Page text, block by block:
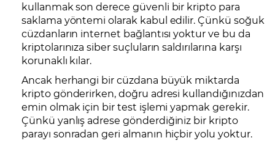
kullanmak son derece güvenli bir kripto para
saklama yöntemi olarak kabul edilir. Çünkü soğuk
cüzdanların internet bağlantısı yoktur ve bu da
kriptolarınıza siber suçluların saldırılarına karşı
korunaklı kılar.
Ancak herhangi bir cüzdana büyük miktarda
kripto gönderirken, doğru adresi kullandığınızdan
emin olmak için bir test işlemi yapmak gerekir.
Çünkü yanlış adrese gönderdiğiniz bir kripto
parayı sonradan geri almanın hiçbir yolu yoktur.